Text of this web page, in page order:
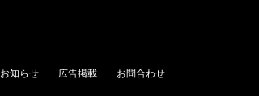
お知らせ 広告掲載 お問合わせ